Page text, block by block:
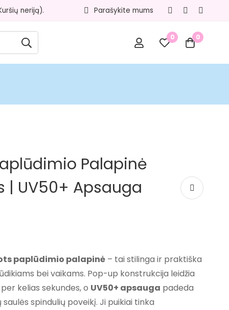
neriją). Parašykite mums
0 0
Palapinė
| UV50+ Apsauga
paplūdimio palapinė – tai stilinga ir praktiška
bei vaikams. Pop-up konstrukcija leidžia
kelias sekundes, o UV50+ apsauga padeda
spindulių poveikį. Ji puikiai tinka